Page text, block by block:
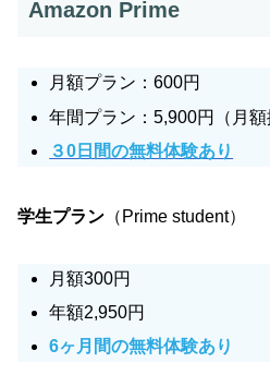
Amazon Prime
月額プラン：600円
年間プラン：5,900円（月額
３0日間の無料体験あり
学生プラン （Prime student）
月額300円
年額2,950円
6ヶ月間の無料体験あり